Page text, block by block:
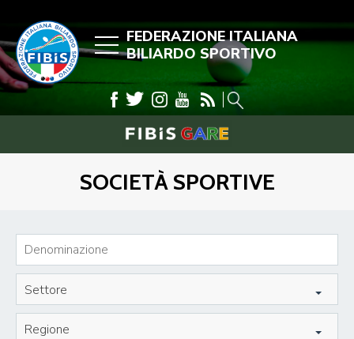
FEDERAZIONE ITALIANA
BILIARDO SPORTIVO
SOCIETÀ SPORTIVE
Settore
Regione